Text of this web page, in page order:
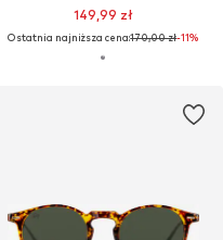
149,99 zł
Ostatnia najniższa cena:170,00 zł-11%